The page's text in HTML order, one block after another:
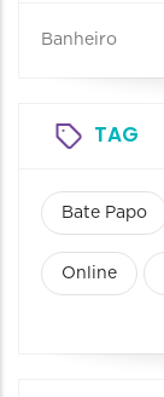
Banheiro
TAG
Bate Papo
Online